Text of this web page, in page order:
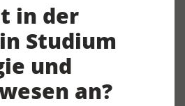
in der
Studium
und
an?